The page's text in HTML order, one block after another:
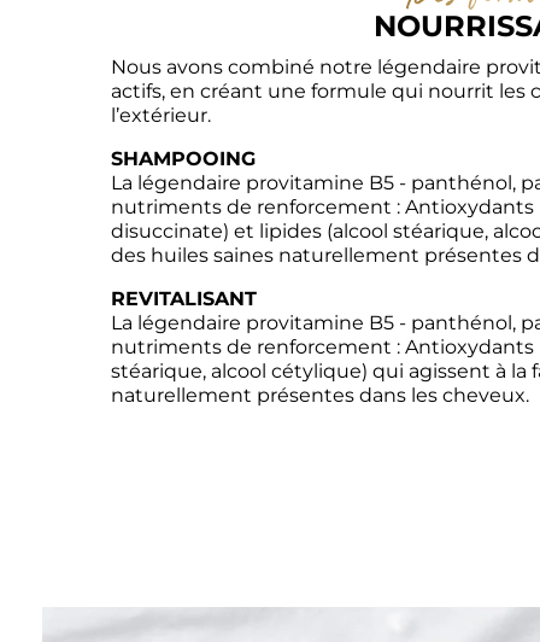
Nous avons combiné notre légendaire
actifs, en créant une formule qui nourrit les
l’extérieur.
SHAMPOOING
La légendaire provitamine B5 - panthénol,
nutriments de renforcement :
disuccinate) et lipides (alcool stéarique,
des huiles saines naturellement présentes
REVITALISANT
La légendaire provitamine B5 - panthénol,
nutriments de renforcement : Antioxydants
stéarique, alcool cétylique) qui agissent à la
naturellement présentes dans les cheveux.